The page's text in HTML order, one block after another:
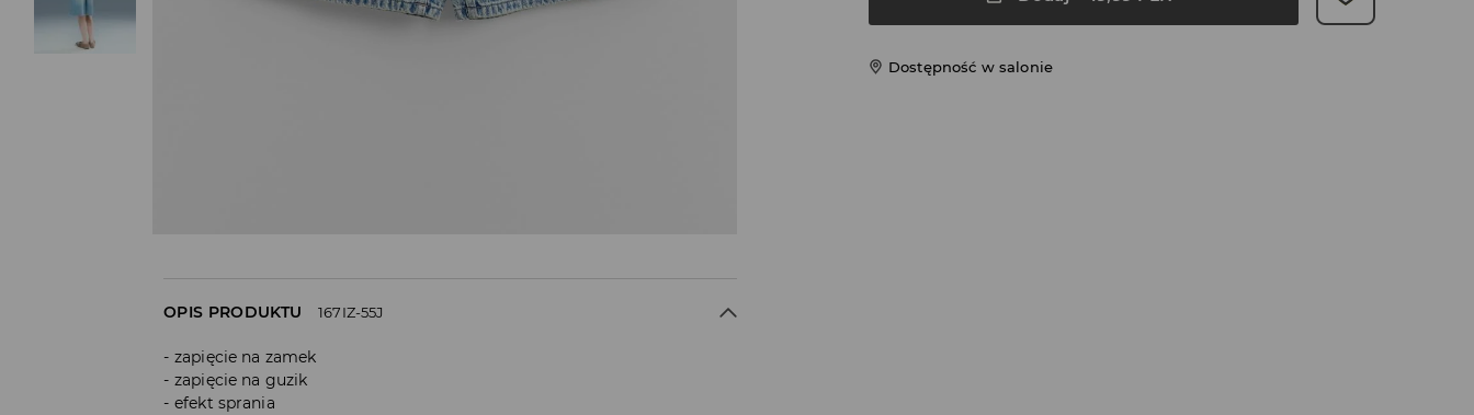
Dostępność w salonie
OPIS PRODUKTU 167IZ-55J
zapięcie na zamek
zapięcie na guzik
efekt sprania